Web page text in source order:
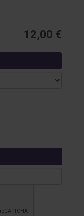
12,00 €